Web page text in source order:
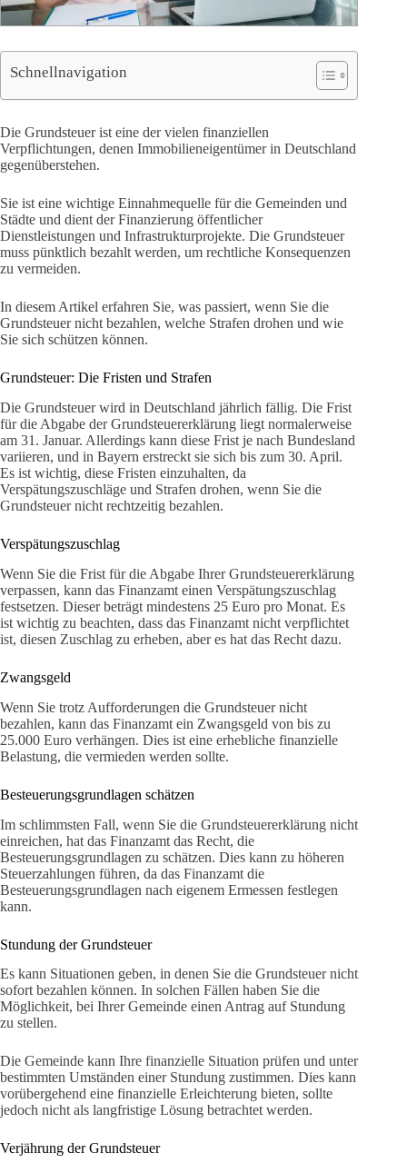
Schnellnavigation
Die Grundsteuer ist eine der vielen finanziellen
Verpflichtungen, denen Immobilieneigentümer in Deutschland
gegenüberstehen.
Sie ist eine wichtige Einnahmequelle für die Gemeinden und
Städte und dient der Finanzierung öffentlicher
Dienstleistungen und Infrastrukturprojekte. Die Grundsteuer
muss pünktlich bezahlt werden, um rechtliche Konsequenzen
zu vermeiden.
In diesem Artikel erfahren Sie, was passiert, wenn Sie die
Grundsteuer nicht bezahlen, welche Strafen drohen und wie
Sie sich schützen können.
Grundsteuer: Die Fristen und Strafen
Die Grundsteuer wird in Deutschland jährlich fällig. Die Frist
für die Abgabe der Grundsteuererklärung liegt normalerweise
am 31. Januar. Allerdings kann diese Frist je nach Bundesland
variieren, und in Bayern erstreckt sie sich bis zum 30. April.
Es ist wichtig, diese Fristen einzuhalten, da
Verspätungszuschläge und Strafen drohen, wenn Sie die
Grundsteuer nicht rechtzeitig bezahlen.
Verspätungszuschlag
Wenn Sie die Frist für die Abgabe Ihrer Grundsteuererklärung
verpassen, kann das Finanzamt einen Verspätungszuschlag
festsetzen. Dieser beträgt mindestens 25 Euro pro Monat. Es
ist wichtig zu beachten, dass das Finanzamt nicht verpflichtet
ist, diesen Zuschlag zu erheben, aber es hat das Recht dazu.
Zwangsgeld
Wenn Sie trotz Aufforderungen die Grundsteuer nicht
bezahlen, kann das Finanzamt ein Zwangsgeld von bis zu
25.000 Euro verhängen. Dies ist eine erhebliche finanzielle
Belastung, die vermieden werden sollte.
Besteuerungsgrundlagen schätzen
Im schlimmsten Fall, wenn Sie die Grundsteuererklärung nicht
einreichen, hat das Finanzamt das Recht, die
Besteuerungsgrundlagen zu schätzen. Dies kann zu höheren
Steuerzahlungen führen, da das Finanzamt die
Besteuerungsgrundlagen nach eigenem Ermessen festlegen
kann.
Stundung der Grundsteuer
Es kann Situationen geben, in denen Sie die Grundsteuer nicht
sofort bezahlen können. In solchen Fällen haben Sie die
Möglichkeit, bei Ihrer Gemeinde einen Antrag auf Stundung
zu stellen.
Die Gemeinde kann Ihre finanzielle Situation prüfen und unter
bestimmten Umständen einer Stundung zustimmen. Dies kann
vorübergehend eine finanzielle Erleichterung bieten, sollte
jedoch nicht als langfristige Lösung betrachtet werden.
Verjährung der Grundsteuer